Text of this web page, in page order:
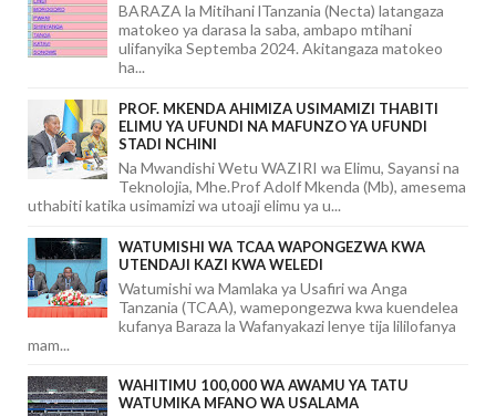
BARAZA la Mitihani lTanzania (Necta) latangaza
matokeo ya darasa la saba, ambapo mtihani
ulifanyika Septemba 2024. Akitangaza matokeo
ha...
PROF. MKENDA AHIMIZA USIMAMIZI THABITI
ELIMU YA UFUNDI NA MAFUNZO YA UFUNDI
STADI NCHINI
Na Mwandishi Wetu WAZIRI wa Elimu, Sayansi na
Teknolojia, Mhe.Prof Adolf Mkenda (Mb), amesema
uthabiti katika usimamizi wa utoaji elimu ya u...
WATUMISHI WA TCAA WAPONGEZWA KWA
UTENDAJI KAZI KWA WELEDI
Watumishi wa Mamlaka ya Usafiri wa Anga
Tanzania (TCAA), wamepongezwa kwa kuendelea
kufanya Baraza la Wafanyakazi lenye tija lililofanya
mam...
WAHITIMU 100,000 WA AWAMU YA TATU
WATUMIKA MFANO WA USALAMA